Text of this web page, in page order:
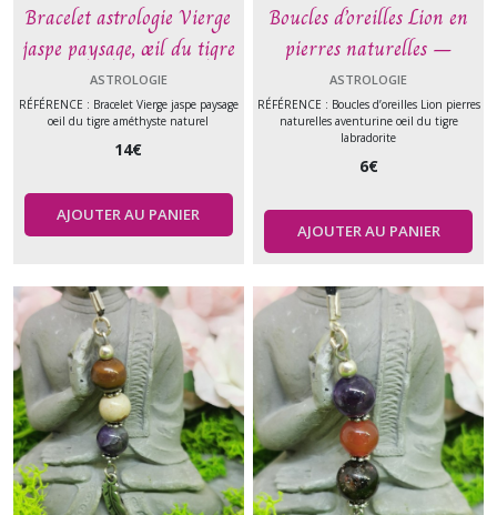
Bracelet astrologie Vierge
jaspe paysage, œil du tigre
et améthyste – Ancrage et
équilibre – Pierre naturelle
ASTROLOGIE
RÉFÉRENCE : Bracelet Vierge jaspe paysage
oeil du tigre améthyste naturel
14€
AJOUTER AU PANIER
Boucles d’oreilles Lion en
pierres naturelles –
Confiance, protection et
énergie – Lithothérapie
ASTROLOGIE
RÉFÉRENCE : Boucles d’oreilles Lion pierres
naturelles aventurine oeil du tigre
labradorite
6€
AJOUTER AU PANIER